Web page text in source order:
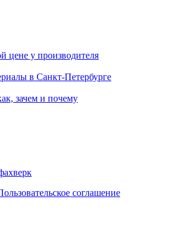
цене у производителя
в Санкт-Петербурге
зачем и почему
соглашение